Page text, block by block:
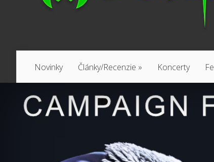
Novinky Články/Recenzie » Koncerty